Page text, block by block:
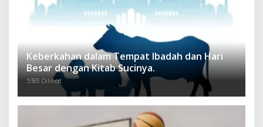
Keberkahan dalam Tempat Ibadah dan Hari
Besar dengan Kitab Sucinya.
5383 Dilihat